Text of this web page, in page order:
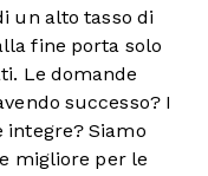
un alto tasso di
fine porta solo
Le domande
successo? I
integre? Siamo
migliore per le